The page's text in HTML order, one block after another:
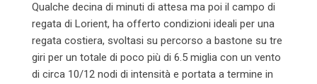
Qualche decina di minuti di attesa ma poi il campo di
regata di Lorient, ha offerto condizioni ideali per una
regata costiera, svoltasi su percorso a bastone su tre
giri per un totale di poco più di 6.5 miglia con un vento
di circa 10/12 nodi di intensità e portata a termine in